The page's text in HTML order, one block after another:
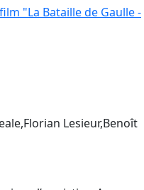
"La Bataille de Gaulle -
Lesieur,Benoît